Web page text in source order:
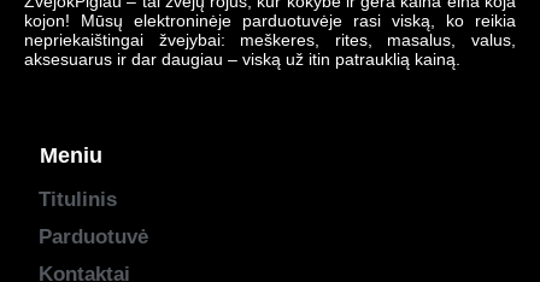
kojon! Mūsų elektroninėje parduotuvėje rasi viską, ko reikia
nepriekaištingai žvejybai: meškeres, rites, masalus, valus,
aksesuarus ir dar daugiau – viską už itin patrauklią kainą.
Meniu
Titulinis
Parduotuvė
Kontaktai